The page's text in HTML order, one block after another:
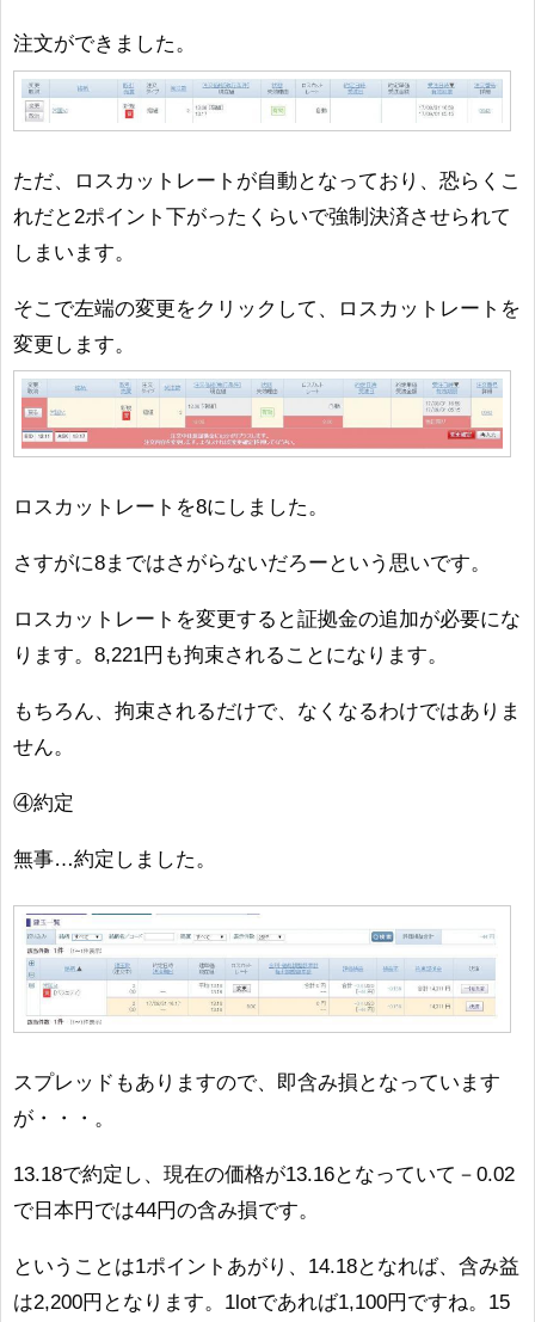
注文ができました。
ただ、ロスカットレートが自動となっており、恐らくこ
れだと2ポイント下がったくらいで強制決済させられて
しまいます。
そこで左端の変更をクリックして、ロスカットレートを
変更します。
ロスカットレートを8にしました。
さすがに8まではさがらないだろーという思いです。
ロスカットレートを変更すると証拠金の追加が必要にな
ります。8,221円も拘束されることになります。
もちろん、拘束されるだけで、なくなるわけではありま
せん。
④約定
無事…約定しました。
スプレッドもありますので、即含み損となっています
が・・・。
13.18で約定し、現在の価格が13.16となっていて－0.02
で日本円では44円の含み損です。
ということは1ポイントあがり、14.18となれば、含み益
は2,200円となります。1lotであれば1,100円ですね。15